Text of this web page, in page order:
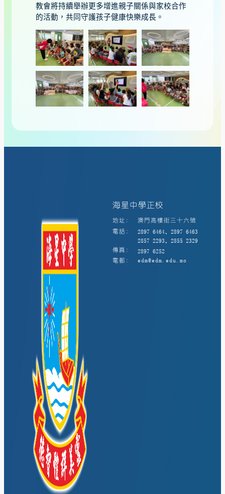
教會將持續舉辦更多增進親子關係與家校合作
的活動，共同守護孩子健康快樂成長。
海星中學正校
地址:
澳門高樓街三十六號
電話:
2897 6464、2897 6463
2857 2293、2855 2329
傳真:
2897 6252
電郵:
edm@edm.edu.mo